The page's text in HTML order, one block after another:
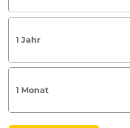
1 Jahr
1 Monat